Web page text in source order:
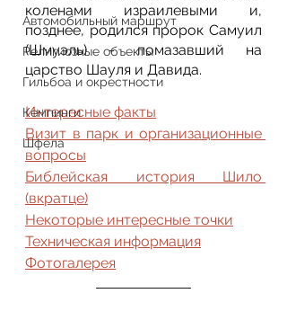
Автомобильный маршрут
Религиозные объекты
Гильбоа и окрестности
Кемпинги
Шфела
коленами израилевыми и,
позднее, родился пророк Самуил
(Шмуэль) - помазавший на
царство Шауля и Давида.
Интересные факты
Визит в парк и организационные
вопросы
Библейская история Шило
(вкратце)
Некоторые интересные точки
Техническая информация
Фотогалерея